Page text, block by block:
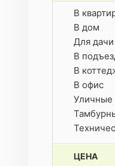
В
В дом
Для дачи
В
В
В офис
Уличные
ЦЕНА